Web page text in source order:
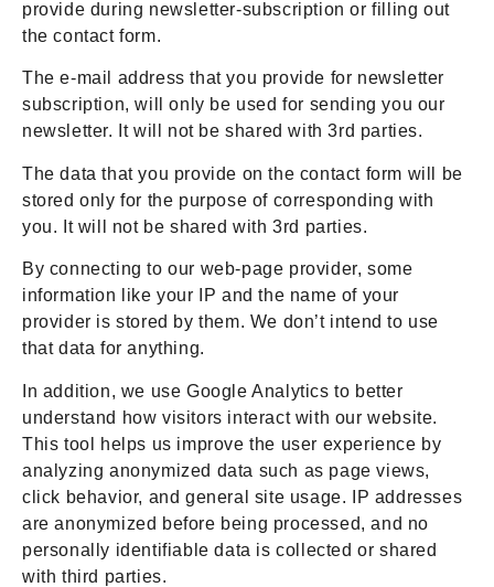
provide during newsletter-subscription or filling out
the contact form.
The e-mail address that you provide for newsletter
subscription, will only be used for sending you our
newsletter. It will not be shared with 3rd parties.
The data that you provide on the contact form will be
stored only for the purpose of corresponding with
you. It will not be shared with 3rd parties.
By connecting to our web-page provider, some
information like your IP and the name of your
provider is stored by them. We don’t intend to use
that data for anything.
In addition, we use Google Analytics to better
understand how visitors interact with our website.
This tool helps us improve the user experience by
analyzing anonymized data such as page views,
click behavior, and general site usage. IP addresses
are anonymized before being processed, and no
personally identifiable data is collected or shared
with third parties.